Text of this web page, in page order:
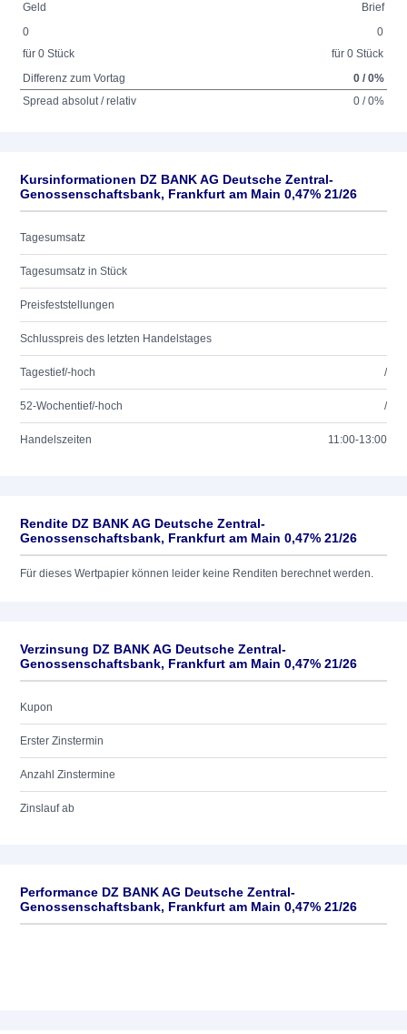
Geld
Brief
0
für 0 Stück
0
für 0 Stück
Differenz zum Vortag
0 / 0%
Spread absolut / relativ
0 / 0%
Kursinformationen DZ BANK AG Deutsche Zentral-
Genossenschaftsbank, Frankfurt am Main 0,47% 21/26
Tagesumsatz
Tagesumsatz in Stück
Preisfeststellungen
Schlusspreis des letzten Handelstages
Tagestief/-hoch /
52-Wochentief/-hoch /
Handelszeiten 11:00-13:00
Rendite DZ BANK AG Deutsche Zentral-
Genossenschaftsbank, Frankfurt am Main 0,47% 21/26
Für dieses Wertpapier können leider keine Renditen berechnet werden.
Verzinsung DZ BANK AG Deutsche Zentral-
Genossenschaftsbank, Frankfurt am Main 0,47% 21/26
Kupon
Erster Zinstermin
Anzahl Zinstermine
Zinslauf ab
Performance DZ BANK AG Deutsche Zentral-
Genossenschaftsbank, Frankfurt am Main 0,47% 21/26